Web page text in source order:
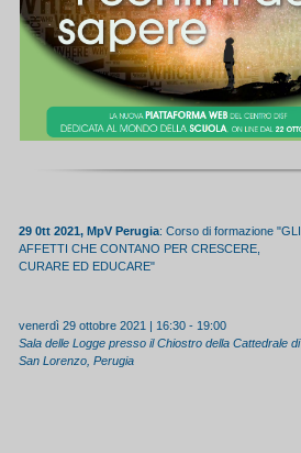
29 0tt 2021, MpV Perugia: Corso di formazione "GLI
AFFETTI CHE CONTANO PER CRESCERE,
CURARE ED EDUCARE"
venerdì 29 ottobre 2021 | 16:30 - 19:00
Sala delle Logge presso il Chiostro della Cattedrale di
San Lorenzo, Perugia